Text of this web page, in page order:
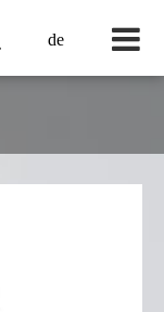
de